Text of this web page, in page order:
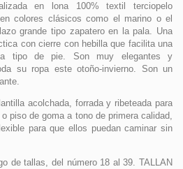
en lona 100% textil terciopelo
colores clásicos como el marino o el
grande tipo zapatero en la pala. Una
con cierre con hebilla que facilita una
tipo de pie. Son muy elegantes y
su ropa este otoño-invierno. Son un
acolchada, forrada y ribeteada para
piso de goma a tono de primera calidad,
para que ellos puedan caminar sin
de tallas, del número 18 al 39. TALLAN